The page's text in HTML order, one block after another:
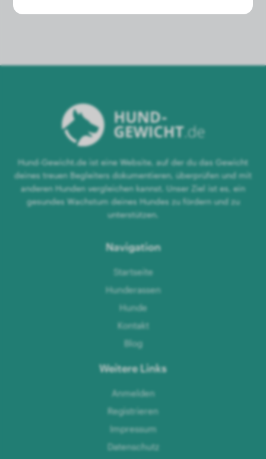
Hund-Gewicht.de ist eine Website, auf der du das Gewicht
deines treuen Begleiters dokumentieren, überprüfen und mit
anderen Hunden vergleichen kannst. Unser Ziel ist es, ein
gesundes Wachstum deines Hundes zu fördern und zu
unterstützen.
Navigation
Startseite
Hunderassen
Hunde
Kontakt
Blog
Weitere Links
Anmelden
Registrieren
Impressum
Datenschutz